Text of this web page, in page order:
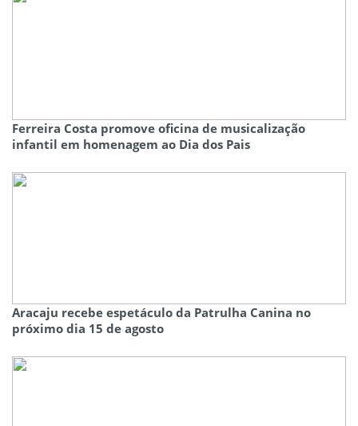
Ferreira Costa promove oficina de musicalização
infantil em homenagem ao Dia dos Pais
Aracaju recebe espetáculo da Patrulha Canina no
próximo dia 15 de agosto